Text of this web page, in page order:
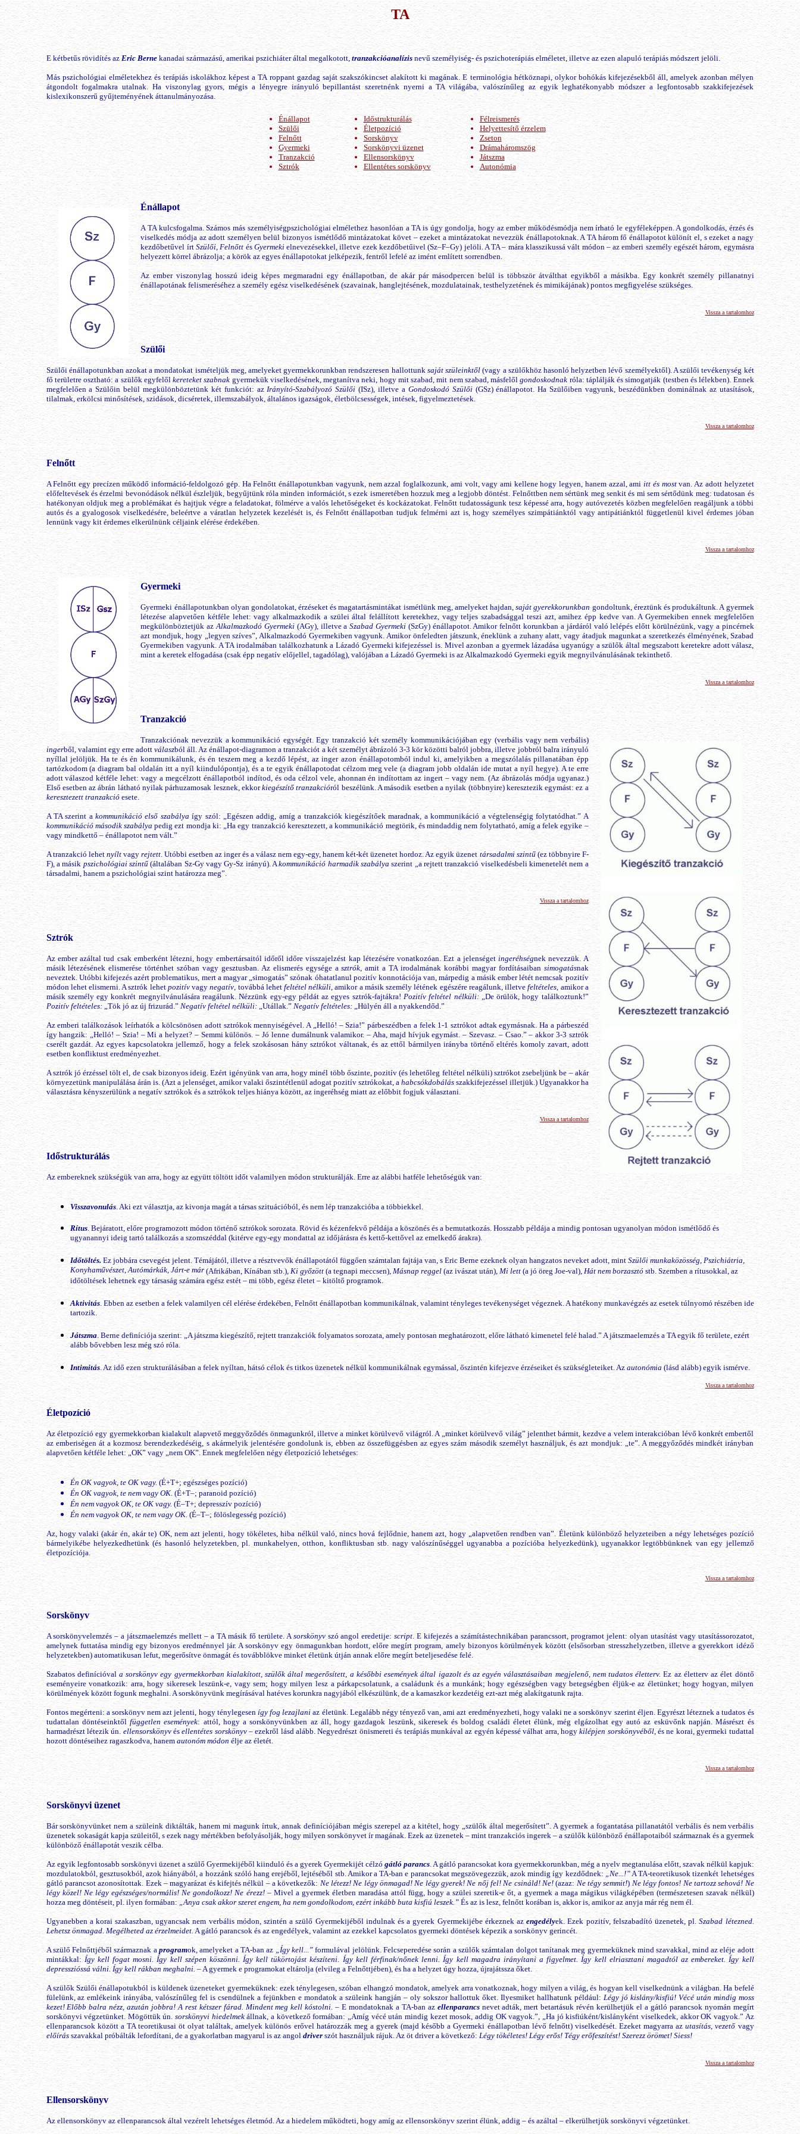
TA
E kétbetűs rövidítés azEric Bernekanadai származású, amerikai pszichiáter által megalkotott, tranzakcióanalízisnevű személyiség- és pszichoterápiás elméletet, illetve az ezen alapuló terápiás módszert jelöli.
Más pszichológiai elméletekhez és terápiás iskolákhoz képest a TA roppant gazdag saját szakszókincset alakított ki magának. E terminológia hétköznapi, olykor bohókás kifejezésekből áll, amelyek azonban mélyen
átgondolt fogalmakra utalnak. Ha viszonylag gyors, mégis a lényegre irányuló bepillantást szeretnénk nyerni a TA világába, valószínűleg az egyik leghatékonyabb módszer a legfontosabb szakkifejezések
kislexikonszerű gyűjteményének áttanulmányozása.
Énállapot
Szülői
Felnőtt
Gyermeki
Tranzakció
Sztrók
Időstrukturálás
Életpozíció
Sorskönyv
Sorskönyvi üzenet
Ellensorskönyv
Ellentétes sorskönyv
Félreismerés
Helyettesítő érzelem
Zseton
Drámaháromszög
Játszma
Autonómia
Énállapot
A TA kulcsfogalma. Számos más személyiségpszichológiai elmélethez hasonlóan a TA is úgy gondolja, hogy az ember működésmódja nem írható le egyféleképpen. A gondolkodás, érzés és
viselkedés módja az adott személyen belül bizonyos ismétlődő mintázatokat követ – ezeket a mintázatokat nevezzük énállapotoknak. A TA három fő énállapotot különít el, s ezeket a nagy
kezdőbetűvel írt Szülői,Felnőtt és Gyermekielnevezésekkel, illetve ezek kezdőbetűivel (Sz–F–Gy) jelöli. A TA – mára klasszikussá vált módon – az emberi személy egészét három, egymásra
helyezett körrel ábrázolja; a körök az egyes énállapotokat jelképezik, fentről lefelé az imént említett sorrendben.
Az ember viszonylag hosszú ideig képes megmaradni egy énállapotban, de akár pár másodpercen belül is többször átválthat egyikből a másikba. Egy konkrét személy pillanatnyi
énállapotának felismeréséhez a személy egész viselkedésének (szavainak, hanglejtésének, mozdulatainak, testhelyzetének és mimikájának) pontos megfigyelése szükséges.
Vissza a tartalomhoz
Szülői
Szülői énállapotunkban azokat a mondatokat ismételjük meg, amelyeket gyermekkorunkban rendszeresen hallottunk saját szüleinktől(vagy a szülőkhöz hasonló helyzetben lévő személyektől). A szülői tevékenység két
fő területre osztható: a szülők egyfelőlkereteket szabnak gyermekük viselkedésének, megtanítva neki, hogy mit szabad, mit nem szabad, másfelőlgondoskodnak róla: táplálják és simogatják (testben és lélekben). Ennek
megfelelően a Szülőin belül megkülönböztetünk két funkciót: azIrányító-Szabályozó Szülői(ISz), illetve a Gondoskodó Szülői(GSz) énállapotot. Ha Szülőiben vagyunk, beszédünkben dominálnak az utasítások,
tilalmak, erkölcsi minősítések, szidások, dicséretek, illemszabályok, általános igazságok, életbölcsességek, intések, figyelmeztetések.
Vissza a tartalomhoz
Felnőtt
A Felnőtt egy precízen működő információ-feldolgozó gép. Ha Felnőtt énállapotunkban vagyunk, nem azzal foglalkozunk, ami volt, vagy ami kellene hogy legyen, hanem azzal, amiitt és mostvan. Az adott helyzetet
előfeltevések és érzelmi bevonódások nélkül észleljük, begyűjtünk róla minden információt, s ezek ismeretében hozzuk meg a legjobb döntést. Felnőttben nem sértünk meg senkit és mi sem sértődünk meg: tudatosan és
hatékonyan oldjuk meg a problémákat és hajtjuk végre a feladatokat, fölmérve a valós lehetőségeket és kockázatokat. Felnőtt tudatosságunk tesz képessé arra, hogy autóvezetés közben megfelelően reagáljunk a többi
autós és a gyalogosok viselkedésére, beleértve a váratlan helyzetek kezelését is, és Felnőtt énállapotban tudjuk felmérni azt is, hogy személyes szimpátiánktól vagy antipátiánktól függetlenül kivel érdemes jóban
lennünk vagy kit érdemes elkerülnünk céljaink elérése érdekében.
Vissza a tartalomhoz
Gyermeki
Gyermeki énállapotunkban olyan gondolatokat, érzéseket és magatartásmintákat ismétlünk meg, amelyeket hajdan,saját gyerekkorunkbangondoltunk, éreztünk és produkáltunk. A gyermek
létezése alapvetően kétféle lehet: vagy alkalmazkodik a szülei által felállított keretekhez, vagy teljes szabadsággal teszi azt, amihez épp kedve van. A Gyermekiben ennek megfelelően
megkülönböztetjük azAlkalmazkodó Gyermeki(AGy), illetve aSzabad Gyermeki (SzGy) énállapotot. Amikor felnőtt korunkban a járdáról való lelépés előtt körülnézünk, vagy a pincérnek
azt mondjuk, hogy „legyen szíves”, Alkalmazkodó Gyermekiben vagyunk. Amikor önfeledten játszunk, éneklünk a zuhany alatt, vagy átadjuk magunkat a szeretkezés élményének, Szabad
Gyermekiben vagyunk. A TA irodalmában találkozhatunk a Lázadó Gyermeki kifejezéssel is. Mivel azonban a gyermek lázadása ugyanúgy a szülők által megszabott keretekre adott válasz,
mint a keretek elfogadása (csak épp negatív előjellel, tagadólag), valójában a Lázadó Gyermeki is az Alkalmazkodó Gyermeki egyik megnyilvánulásának tekinthető.
Vissza a tartalomhoz
Tranzakció
Tranzakciónak nevezzük a kommunikáció egységét. Egy tranzakció két személy kommunikációjában egy (verbális vagy nem verbális)
ingerből, valamint egy erre adott válaszból áll. Az énállapot-diagramon a tranzakciót a két személyt ábrázoló 3-3 kör közötti balról jobbra, illetve jobbról balra irányuló
nyíllal jelöljük. Ha te és én kommunikálunk, és én teszem meg a kezdő lépést, az inger azon énállapotomból indul ki, amelyikben a megszólalás pillanatában épp
tartózkodom (a diagram bal oldalán itt a nyíl kiindulópontja), és a te egyik énállapotodat célzom meg vele (a diagram jobb oldalán ide mutat a nyíl hegye). A te erre
adott válaszod kétféle lehet: vagy a megcélzott énállapotból indítod, és oda célzol vele, ahonnan én indítottam az ingert – vagy nem. (Az ábrázolás módja ugyanaz.)
Első esetben az ábrán látható nyilak párhuzamosak lesznek, ekkorkiegészítő tranzakcióról beszélünk. A második esetben a nyilak (többnyire) keresztezik egymást: ez a
keresztezett tranzakcióesete.
A TA szerint akommunikáció első szabálya így szól: „Egészen addig, amíg a tranzakciók kiegészítőek maradnak, a kommunikáció a végtelenségig folytatódhat.” A
kommunikáció második szabálya pedig ezt mondja ki: „Ha egy tranzakció keresztezett, a kommunikáció megtörik, és mindaddig nem folytatható, amíg a felek egyike –
vagy mindkettő – énállapotot nem vált.”
A tranzakció lehet nyíltvagy rejtett. Utóbbi esetben az inger és a válasz nem egy-egy, hanem két-két üzenetet hordoz. Az egyik üzenettársadalmi szintű(ez többnyire F-
F), a másik pszichológiai szintű(általában Sz-Gy vagy Gy-Sz irányú). Akommunikáció harmadik szabályaszerint „a rejtett tranzakció viselkedésbeli kimenetelét nem a
társadalmi, hanem a pszichológiai szint határozza meg”.
Vissza a tartalomhoz
Sztrók
Az ember azáltal tud csak emberként létezni, hogy embertársaitól időről időre visszajelzést kap létezésére vonatkozóan. Ezt a jelenségetingeréhségnek nevezzük. A
másik létezésének elismerése történhet szóban vagy gesztusban. Az elismerés egysége asztrók, amit a TA irodalmának korábbi magyar fordításaiban simogatásnak
neveztek. Utóbbi kifejezés azért problematikus, mert a magyar „simogatás” szónak óhatatlanul pozitív konnotációja van, márpedig a másik ember létét nemcsak pozitív
módon lehet elismerni. A sztrók lehetpozitívvagynegatív, továbbá lehet feltétel nélküli, amikor a másik személy létének egészére reagálunk, illetvefeltételes, amikor a
másik személy egy konkrét megnyilvánulására reagálunk. Nézzünk egy-egy példát az egyes sztrók-fajtákra! Pozitív feltétel nélküli:„De örülök, hogy találkoztunk!”
Pozitív feltételes:„Tök jó az új frizurád.”Negatív feltétel nélküli:„Utállak.” Negatív feltételes:„Hülyén áll a nyakkendőd.”
Az emberi találkozások leírhatók a kölcsönösen adott sztrókok mennyiségével. A „Helló! – Szia!” párbeszédben a felek 1-1 sztrókot adtak egymásnak. Ha a párbeszéd
így hangzik: „Helló! – Szia! – Mi a helyzet? – Semmi különös. – Jó lenne dumálnunk valamikor. – Aha, majd hívjuk egymást. – Szevasz. – Csao.” – akkor 3-3 sztrók
cserélt gazdát. Az egyes kapcsolatokra jellemző, hogy a felek szokásosan hány sztrókot váltanak, és az ettől bármilyen irányba történő eltérés komoly zavart, adott
esetben konfliktust eredményezhet.
A sztrók jó érzéssel tölt el, de csak bizonyos ideig. Ezért igényünk van arra, hogy minél több őszinte, pozitív (és lehetőleg feltétel nélküli) sztrókot zsebeljünk be – akár
környezetünk manipulálása árán is. (Azt a jelenséget, amikor valaki őszintétlenül adogat pozitív sztrókokat, a habcsókdobálásszakkifejezéssel illetjük.) Ugyanakkor ha
választásra kényszerülünk a negatív sztrókok és a sztrókok teljes hiánya között, az ingeréhség miatt az előbbit fogjuk választani.
Vissza a tartalomhoz
Időstrukturálás
Az embereknek szükségük van arra, hogy az együtt töltött időt valamilyen módon strukturálják. Erre az alábbi hatféle lehetőségük van:
Visszavonulás. Aki ezt választja, az kivonja magát a társas szituációból, és nem lép tranzakcióba a többiekkel.
Rítus. Bejáratott, előre programozott módon történő sztrókok sorozata. Rövid és kézenfekvő példája a köszönés és a bemutatkozás. Hosszabb példája a mindig pontosan ugyanolyan módon ismétlődő és
ugyanannyi ideig tartó találkozás a szomszéddal (kitérve egy-egy mondattal az időjárásra és kettő-kettővel az emelkedő árakra).
Időtöltés. Ez jobbára csevegést jelent. Témájától, illetve a résztvevők énállapotától függően számtalan fajtája van, s Eric Berne ezeknek olyan hangzatos neveket adott, mint Szülői munkaközösség, Pszichiátria,
Konyhaművészet, Autómárkák, Járt-e már(Afrikában, Kínában stb.),Ki győzött(a tegnapi meccsen), Másnap reggel(az ivászat után), Mi lett(a jó öreg Joe-val), Hát nem borzasztóstb. Szemben a rítusokkal, az
időtöltések lehetnek egy társaság számára egész estét – mi több, egész életet – kitöltő programok.
Aktivitás. Ebben az esetben a felek valamilyen cél elérése érdekében, Felnőtt énállapotban kommunikálnak, valamint tényleges tevékenységet végeznek. A hatékony munkavégzés az esetek túlnyomó részében ide
tartozik.
Játszma. Berne definíciója szerint: „A játszma kiegészítő, rejtett tranzakciók folyamatos sorozata, amely pontosan meghatározott, előre látható kimenetel felé halad.” A játszmaelemzés a TA egyik fő területe, ezért
alább bővebben lesz még szó róla.
Intimitás. Az idő ezen strukturálásában a felek nyíltan, hátsó célok és titkos üzenetek nélkül kommunikálnak egymással, őszintén kifejezve érzéseiket és szükségleteiket. Az autonómia (lásd alább) egyik ismérve.
Vissza a tartalomhoz
Életpozíció
Az életpozíció egy gyermekkorban kialakult alapvető meggyőződés önmagunkról, illetve a minket körülvevő világról. A „minket körülvevő világ” jelenthet bármit, kezdve a velem interakcióban lévő konkrét embertől
az emberiségen át a kozmosz berendezkedéséig, s akármelyik jelentésére gondolunk is, ebben az összefüggésben az egyes szám második személyt használjuk, és azt mondjuk: „te”. A meggyőződés mindkét irányban
alapvetően kétféle lehet: „OK” vagy „nem OK”. Ennek megfelelően négy életpozíció lehetséges:
Én OK vagyok, te OK vagy. (É+T+; egészséges pozíció)
Én OK vagyok, te nem vagy OK. (É+T–; paranoid pozíció)
Én nem vagyok OK, te OK vagy. (É–T+; depresszív pozíció)
Én nem vagyok OK, te nem vagy OK.(É–T–; fölöslegesség pozíció)
Az, hogy valaki (akár én, akár te) OK, nem azt jelenti, hogy tökéletes, hiba nélkül való, nincs hová fejlődnie, hanem azt, hogy „alapvetően rendben van”. Életünk különböző helyzeteiben a négy lehetséges pozíció
bármelyikébe helyezkedhetünk (és hasonló helyzetekben, pl. munkahelyen, otthon, konfliktusban stb. nagy valószínűséggel ugyanabba a pozícióba helyezkedünk), ugyanakkor legtöbbünknek van egy jellemző
életpozíciója.
Vissza a tartalomhoz
Sorskönyv
A sorskönyvelemzés – a játszmaelemzés mellett – a TA másik fő területe. Asorskönyvszó angol eredetije:script. E kifejezés a számítástechnikában parancssort, programot jelent: olyan utasítást vagy utasítássorozatot,
amelynek futtatása mindig egy bizonyos eredménnyel jár. A sorskönyv egy önmagunkban hordott, előre megírt program, amely bizonyos körülmények között (elsősorban stresszhelyzetben, illetve a gyerekkort idéző
helyzetekben) automatikusan lefut, megerősítve önmagát és továbblökve minket életünk útján annak előre megírt beteljesedése felé.
Szabatos definícióval a sorskönyv egy gyermekkorban kialakított, szülők által megerősített, a későbbi események által igazolt és az egyén választásaiban megjelenő, nem tudatos életterv. Ez az életterv az élet döntő
eseményeire vonatkozik: arra, hogy sikeresek leszünk-e, vagy sem; hogy milyen lesz a párkapcsolatunk, a családunk és a munkánk; hogy egészségben vagy betegségben éljük-e az életünket; hogy hogyan, milyen
körülmények között fogunk meghalni. A sorskönyvünk megírásával hatéves korunkra nagyjából elkészülünk, de a kamaszkor kezdetéig ezt-azt még alakítgatunk rajta.
Fontos megérteni: a sorskönyv nem azt jelenti, hogy ténylegesenígy fog lezajlani az életünk. Legalább négy tényező van, ami azt eredményezheti, hogy valaki ne a sorskönyv szerint éljen. Egyrészt léteznek a tudatos és
tudattalan döntéseinktőlfüggetlen események: attól, hogy a sorskönyvünkben az áll, hogy gazdagok leszünk, sikeresek és boldog családi életet élünk, még elgázolhat egy autó az esküvőnk napján. Másrészt és
harmadrészt létezik ún. ellensorskönyvésellentétes sorskönyv– ezekről lásd alább. Negyedrészt önismereti és terápiás munkával az egyén képessé válhat arra, hogykilépjen sorskönyvéből, és ne korai, gyermeki tudattal
hozott döntéseihez ragaszkodva, hanem autonóm módon élje az életét.
Vissza a tartalomhoz
Sorskönyvi üzenet
Bár sorskönyvünket nem a szüleink diktálták, hanem mi magunk írtuk, annak definíciójában mégis szerepel az a kitétel, hogy „szülők által megerősített”. A gyermek a fogantatása pillanatától verbális és nem verbális
üzenetek sokaságát kapja szüleitől, s ezek nagy mértékben befolyásolják, hogy milyen sorskönyvet ír magának. Ezek az üzenetek – mint tranzakciós ingerek – a szülők különböző énállapotaiból származnak és a gyermek
különböző énállapotát veszik célba.
Az egyik legfontosabb sorskönyvi üzenet a szülő Gyermekijéből kiinduló és a gyerek Gyermekijét célzó gátló parancs. A gátló parancsokat kora gyermekkorunkban, még a nyelv megtanulása előtt, szavak nélkül kapjuk:
mozdulatokból, gesztusokból, azok hiányából, a hozzánk szóló hang erejéből, lejtéséből stb. Amikor a TA-ban e parancsokat megszövegezzük, azok mindig így kezdődnek: „Ne...!”A TA-teoretikusok tizenkét lehetséges
gátló parancsot azonosítottak. Ezek – magyarázat és kifejtés nélkül – a következők: Ne létezz! Ne légy önmagad! Ne légy gyerek! Ne nőj fel! Ne csináld! Ne!(azaz:Ne tégy semmit!)Ne légy fontos! Ne tartozz sehová! Ne
légy közel! Ne légy egészséges/normális! Ne gondolkozz! Ne érezz!– Mivel a gyermek életben maradása attól függ, hogy a szülei szeretik-e őt, a gyermek a maga mágikus világképében (természetesen szavak nélkül)
hozza meg döntéseit, pl. ilyen formában: „Anya csak akkor szeret engem, ha nem gondolkodom, ezért inkább buta kisfiú leszek.”És az is lesz, felnőtt korában is, akkor is, amikor az anyja már rég nem él.
Ugyanebben a korai szakaszban, ugyancsak nem verbális módon, szintén a szülő Gyermekijéből indulnak és a gyerek Gyermekijébe érkeznek azengedélyek. Ezek pozitív, felszabadító üzenetek, pl.Szabad létezned.
Lehetsz önmagad. Megélheted az érzelmeidet. A gátló parancsok és az engedélyek, valamint az ezekkel kapcsolatos gyermeki döntések képezik a sorskönyv gerincét.
A szülő Felnőttjéből származnak aprogramok, amelyeket a TA-ban az „Így kell...” formulával jelölünk. Felcseperedése során a szülők számtalan dolgot tanítanak meg gyermeküknek mind szavakkal, mind az eléje adott
mintákkal:Így kell fogat mosni. Így kell szépen köszönni. Így kell tükörtojást készíteni. Így kell férfinak/nőnek lenni. Így kell magadra irányítani a figyelmet. Így kell elriasztani magadtól az embereket. Így kell
depresszióssá válni. Így kell rákban meghalni.– A gyermek e programokat eltárolja (elvileg a Felnőttjében), és ha a helyzet úgy hozza, újrajátssza őket.
A szülők Szülői énállapotukból is küldenek üzeneteket gyermeküknek: ezek ténylegesen, szóban elhangzó mondatok, amelyek arra vonatkoznak, hogy milyen a világ, és hogyan kell viselkednünk a világban. Ha befelé
fülelünk, az emlékeink irányába, valószínűleg fel is csendülnek a fejünkben e mondatok a szüleink hangján – oly sokszor hallottuk őket. Ilyesmiket hallhatunk például:Légy jó kislány/kisfiú! Vécé után mindig moss
kezet! Előbb balra nézz, azután jobbra! A rest kétszer fárad. Mindent meg kell kóstolni. – E mondatoknak a TA-ban az ellenparancsnevet adták, mert betartásuk révén kerülhetjük el a gátló parancsok nyomán megírt
sorskönyvi végzetünket. Mögöttük ún.sorskönyvi hiedelmekállnak, a következő formában: „Amíg vécé után mindig kezet mosok, addig OK vagyok.”, „Ha jó kisfiúként/kislányként viselkedek, akkor OK vagyok.” Az
ellenparancsok között a TA teoretikusai öt olyat találtak, amelyek különös erővel határozzák meg a gyerek (majd később a Gyermeki énállapotban lévő felnőtt) viselkedését. Ezeket magyarra azutasítás,vezető vagy
előírásszavakkal próbálták lefordítani, de a gyakorlatban magyarul is az angol driverszót használjuk rájuk. Az öt driver a következő: Légy tökéletes! Légy erős! Tégy erőfeszítést! Szerezz örömet! Siess!
Vissza a tartalomhoz
Ellensorskönyv
Az ellensorskönyv az ellenparancsok által vezérelt lehetséges életmód. Az a hiedelem működteti, hogy amíg az ellensorskönyv szerint élünk, addig – és azáltal – elkerülhetjük sorskönyvi végzetünket.